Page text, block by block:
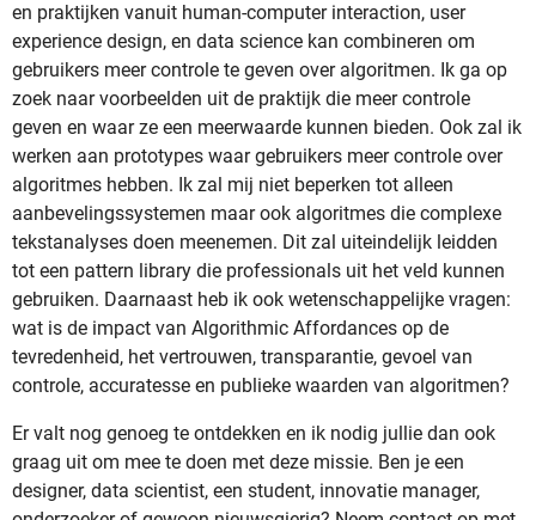
en praktijken vanuit human-computer interaction, user
experience design, en data science kan combineren om
gebruikers meer controle te geven over algoritmen. Ik ga op
zoek naar voorbeelden uit de praktijk die meer controle
geven en waar ze een meerwaarde kunnen bieden. Ook zal ik
werken aan prototypes waar gebruikers meer controle over
algoritmes hebben. Ik zal mij niet beperken tot alleen
aanbevelingssystemen maar ook algoritmes die complexe
tekstanalyses doen meenemen. Dit zal uiteindelijk leidden
tot een pattern library die professionals uit het veld kunnen
gebruiken. Daarnaast heb ik ook wetenschappelijke vragen:
wat is de impact van Algorithmic Affordances op de
tevredenheid, het vertrouwen, transparantie, gevoel van
controle, accuratesse en publieke waarden van algoritmen?
Er valt nog genoeg te ontdekken en ik nodig jullie dan ook
graag uit om mee te doen met deze missie. Ben je een
designer, data scientist, een student, innovatie manager,